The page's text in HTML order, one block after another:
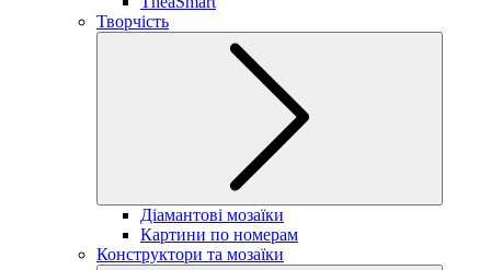
Творчість
Діамантові мозаїки
Картини по номерам
Конструктори та мозаїки